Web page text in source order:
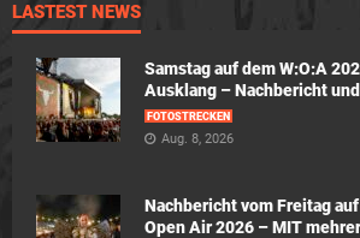
LASTEST NEWS
Samstag auf dem W:O:A
Ausklang – Nachbericht und
FOTOSTRECKEN
Aug. 8, 2026
Nachbericht vom Freitag
Open Air 2026 – MIT